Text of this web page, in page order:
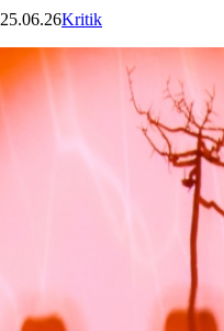
25.06.26Kritik